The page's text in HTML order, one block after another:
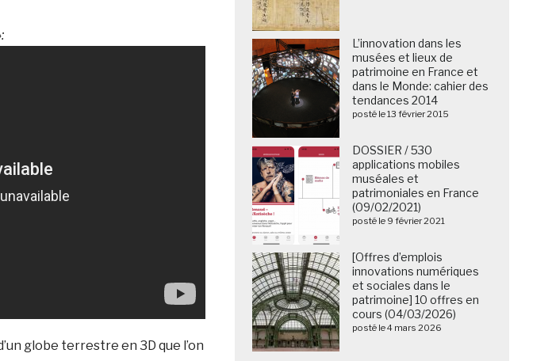
globe terrestre en 3D que l’on
L’innovation dans les
musées et lieux de
patrimoine en France et
dans le Monde: cahier des
tendances 2014
posté le 13 février 2015
DOSSIER / 530
applications mobiles
muséales et
patrimoniales en France
(09/02/2021)
posté le 9 février 2021
[Offres d’emplois
innovations numériques
et sociales dans le
patrimoine] 10 offres en
cours (04/03/2026)
posté le 4 mars 2026